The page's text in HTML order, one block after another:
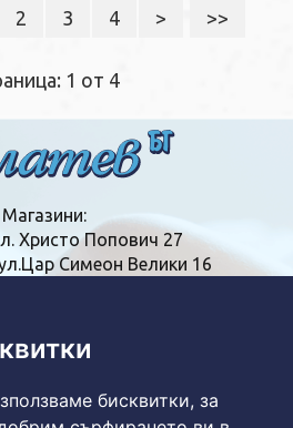
бисквитки, за
2 3 4 > >>
1 от 4
Магазини:
Христо Попович 27
Симеон Велики 16
899166120
E-mail: